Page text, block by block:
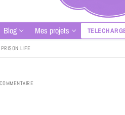
Blog Mes projets
LIFE